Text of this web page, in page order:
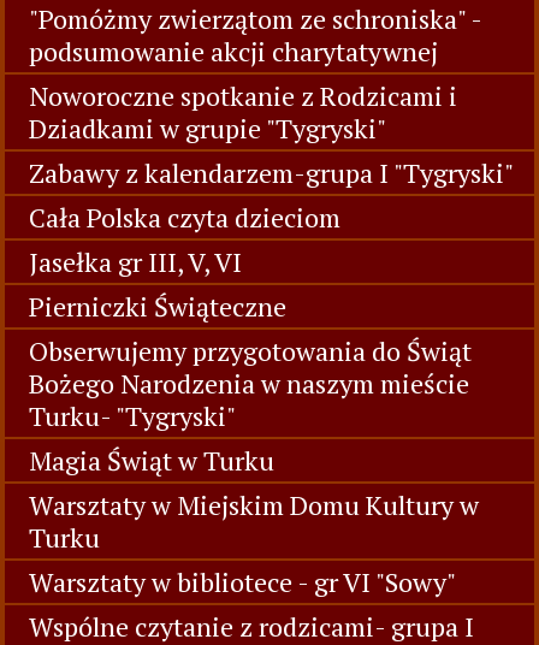
"Pomóżmy zwierzątom ze schroniska" -
podsumowanie akcji charytatywnej
Noworoczne spotkanie z Rodzicami i
Dziadkami w grupie "Tygryski"
Zabawy z kalendarzem-grupa I "Tygryski"
Cała Polska czyta dzieciom
Jasełka gr III, V, VI
Pierniczki Świąteczne
Obserwujemy przygotowania do Świąt
Bożego Narodzenia w naszym mieście
Turku- "Tygryski"
Magia Świąt w Turku
Warsztaty w Miejskim Domu Kultury w
Turku
Warsztaty w bibliotece - gr VI "Sowy"
Wspólne czytanie z rodzicami- grupa I